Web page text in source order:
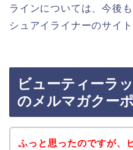
ラインについては、今後
シュアイライナーのサイ
ビューティーラ
のメルマガクー
ふっと思ったのですが、